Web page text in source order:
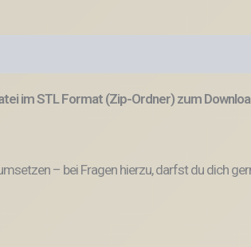
im STL Format (Zip-Ordner) zum
– bei Fragen hierzu, darfst du dich